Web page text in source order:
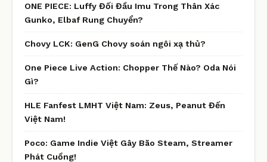
ONE PIECE: Luffy Đối Đầu Imu Trong Thân Xác
Gunko, Elbaf Rung Chuyển?
Chovy LCK: GenG Chovy soán ngôi xạ thủ?
One Piece Live Action: Chopper Thế Nào? Oda Nói
Gì?
HLE Fanfest LMHT Việt Nam: Zeus, Peanut Đến
Việt Nam!
Poco: Game Indie Việt Gây Bão Steam, Streamer
Phát Cuồng!